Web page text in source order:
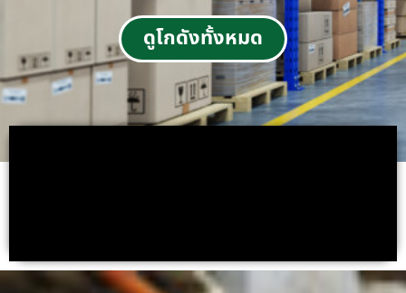
ดูโกดังทั้งหมด